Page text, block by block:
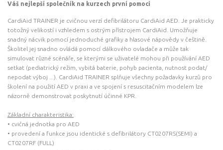
Váš nejlepší společník na kurzech první pomoci
CardiAid TRAINER je cvičnou verzí defibrilátoru CardiAid AED. Je prakticky
totožný velikostí i vzhledem s ostrým přístrojem CardiAid. Umožňuje
snadný nácvik pomocí jednoduché grafiky a hlasové nápovědy v češtině.
Školitel jej snadno ovládá pomocí dálkového ovladače a může tak
simulovat různé scénáře, se kterými se uživatelé mohou při používání AED
setkat (pediatrický režim, vybitá baterie, pohyb pacienta, nutnost podat/
nepodat výboj ...). CardiAid TRAINER splňuje všechny požadavky kurzů pro
školení na použití AED v praxi a ve spojení s resuscitačním modelem lze
názorně demonstrovat poskytnutí účinné KPR.
Základní charakteristika:
• cvičná jednotka pro AED
• provedení a funkce jsou identické s defibrilátory CT0207RS(SEMI) a
CT0207RF (FULL)